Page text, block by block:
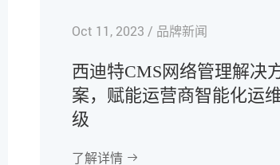
Oct 11, 2023 / 品牌新闻
西迪特CMS网络管理解决
案，赋能运营商智能化运
级
了解详情 